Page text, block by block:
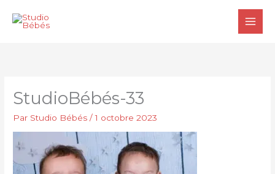
StudioBébés-33
Par Studio Bébés/1 octobre 2023